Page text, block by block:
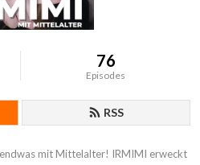
76
Episodes
RSS
mit Mittelalter! IRMIMI erweckt